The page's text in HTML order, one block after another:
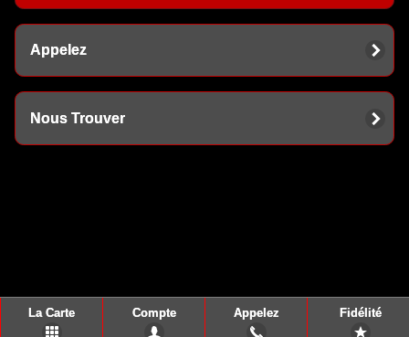
Appelez
Nous Trouver
La Carte Compte Appelez Fidélité